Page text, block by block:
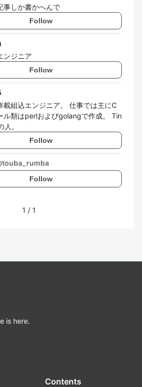
事しか書かへんで
Follow
ンジニア
Follow
載組込エンジニア。 仕事では主にC
ル類はperlおよびgolangで作成。 Tin
。
Follow
touba_rumba
Follow
1 / 1
is here.
Contents